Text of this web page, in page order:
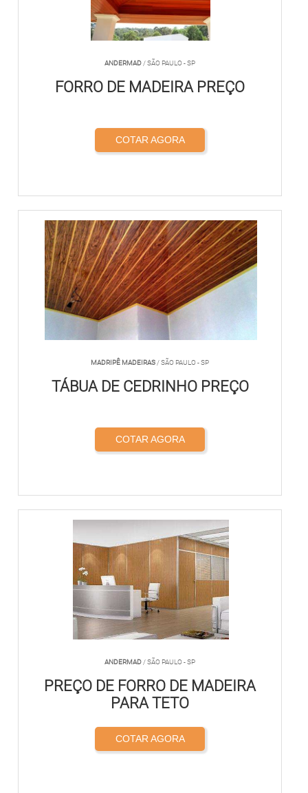
ANDERMAD / SÃO PAULO - SP
FORRO DE MADEIRA PREÇO
COTAR AGORA
MADRIPÊ MADEIRAS / SÃO PAULO - SP
TÁBUA DE CEDRINHO PREÇO
COTAR AGORA
ANDERMAD / SÃO PAULO - SP
PREÇO DE FORRO DE MADEIRA
PARA TETO
COTAR AGORA